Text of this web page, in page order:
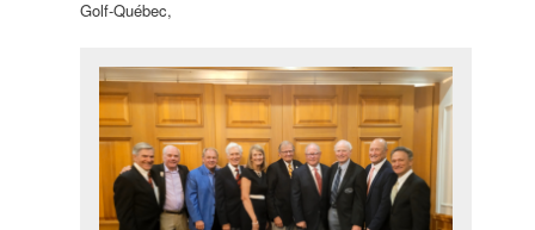
Golf-Québec,